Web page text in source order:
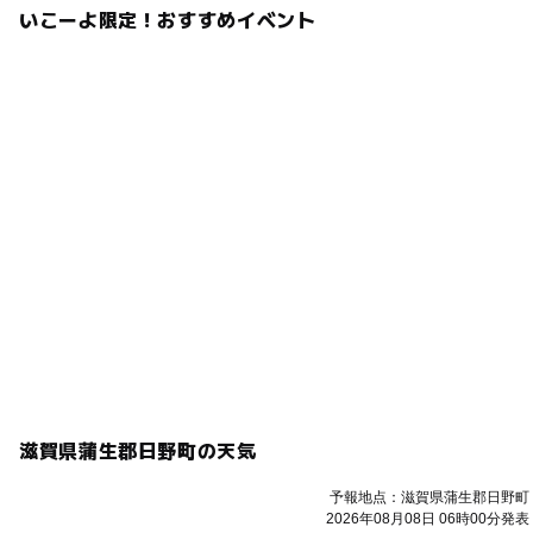
いこーよ限定！おすすめイベント
滋賀県蒲生郡日野町の天気
予報地点：滋賀県蒲生郡日野町
2026年08月08日 06時00分発表